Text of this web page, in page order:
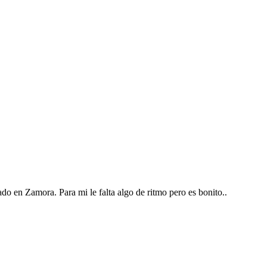
Zamora. Para mi le falta algo de ritmo pero es bonito..